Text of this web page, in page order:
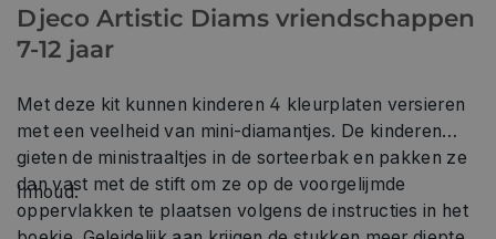
Djeco Artistic Diams vriendschappen
7-12 jaar
Met deze kit kunnen kinderen 4 kleurplaten versieren
met een veelheid van mini-diamantjes. De kinderen
gieten de ministraaltjes in de sorteerbak en pakken ze
dan vast met de stift om ze op de voorgelijmde
oppervlakken te plaatsen volgens de instructies in het
Inhoud: